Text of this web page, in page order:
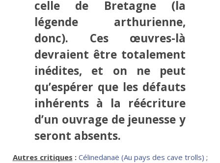
celle de Bretagne (la
légende arthurienne,
donc). Ces œuvres-là
devraient être totalement
inédites, et on ne peut
qu’espérer que les défauts
inhérents à la réécriture
d’un ouvrage de jeunesse y
seront absents.
Autres critiques : Célinedanaë (Au pays des cave trolls) ;